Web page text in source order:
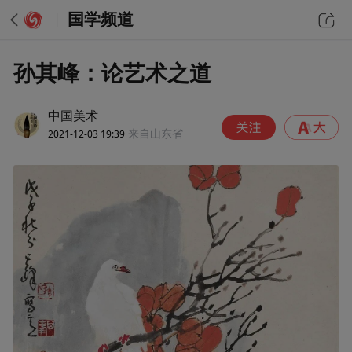
国学频道
孙其峰：论艺术之道
中国美术
2021-12-03 19:39 来自山东省